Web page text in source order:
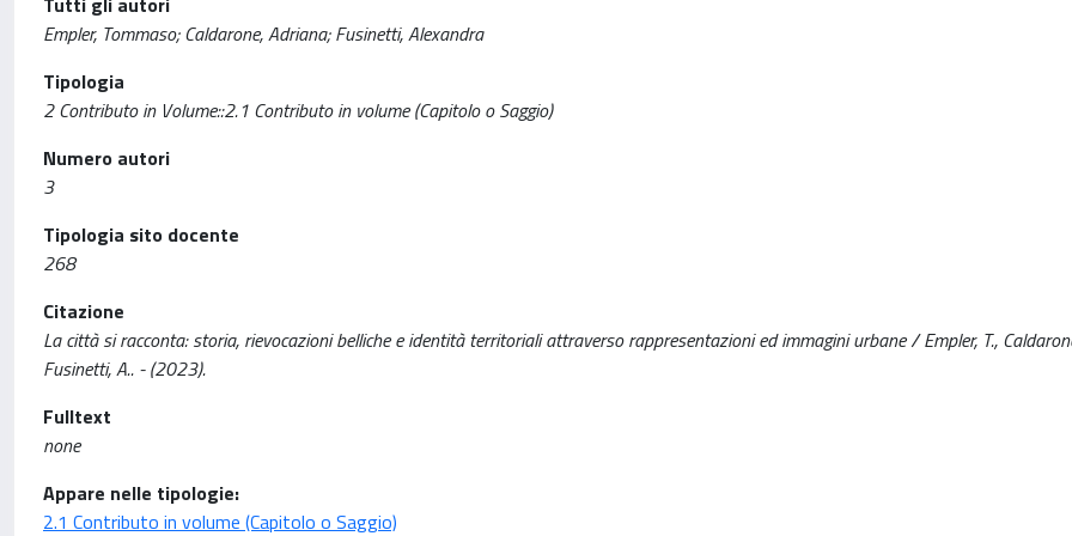
Empler, Tommaso; Caldarone, Adriana; Fusinetti, Alexandra
Tipologia
2 Contributo in Volume::2.1 Contributo in volume (Capitolo o Saggio)
Numero autori
3
Tipologia sito docente
268
Citazione
La città si racconta: storia, rievocazioni belliche e identità territoriali attraverso rappresentazioni ed immagini urbane / Empler, T.,
Fusinetti, A.. - (2023).
Fulltext
none
Appare nelle tipologie:
2.1 Contributo in volume (Capitolo o Saggio)